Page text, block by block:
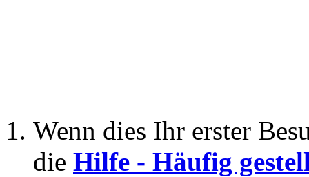
Wenn dies Ihr erster
die Hilfe - Häufig